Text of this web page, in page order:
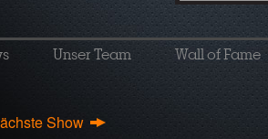
Unser Team Wall of Fame
Show